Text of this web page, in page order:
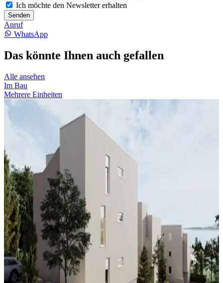
Ich möchte den Newsletter erhalten
Senden
Anruf
WhatsApp
Das könnte Ihnen auch gefallen
Alle ansehen
Im Bau
Mehrere Einheiten